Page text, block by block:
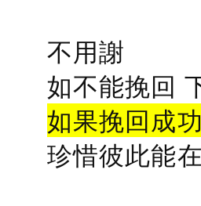
不用謝
如不能挽回
如果挽回成
珍惜彼此能